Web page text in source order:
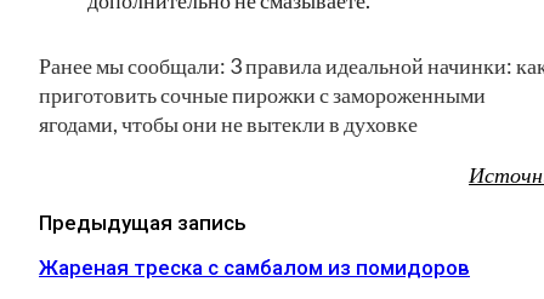
Ранее мы сообщали: 3 правила идеальной начинки:
приготовить сочные пирожки с замороженными
ягодами, чтобы они не вытекли в духовке
Предыдущая запись
Жареная треска с самбалом из помидоров